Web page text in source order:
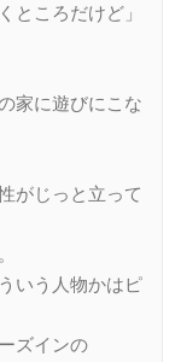
ところだけど」
家に遊びにこな
がじっと立って
いう人物かはピ
ズインの